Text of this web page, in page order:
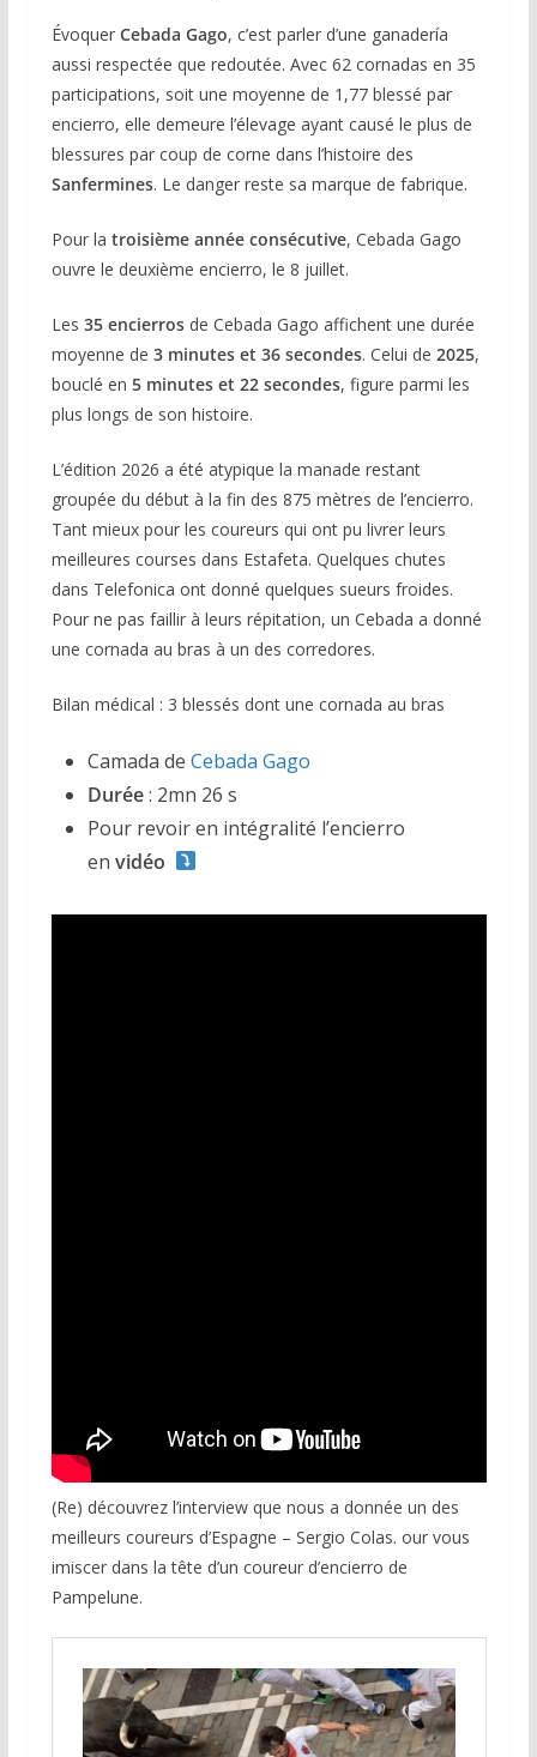
Évoquer Cebada Gago, c’est parler d’une ganadería
aussi respectée que redoutée. Avec 62 cornadas en 35
participations, soit une moyenne de 1,77 blessé par
encierro, elle demeure l’élevage ayant causé le plus de
blessures par coup de corne dans l’histoire des
Sanfermines. Le danger reste sa marque de fabrique.
Pour la troisième année consécutive, Cebada Gago
ouvre le deuxième encierro, le 8 juillet.
Les 35 encierrosde Cebada Gago affichent une durée
moyenne de 3 minutes et 36 secondes. Celui de 2025,
bouclé en 5 minutes et 22 secondes, figure parmi les
plus longs de son histoire.
L’édition 2026 a été atypique la manade restant
groupée du début à la fin des 875 mètres de l’encierro.
Tant mieux pour les coureurs qui ont pu livrer leurs
meilleures courses dans Estafeta. Quelques chutes
dans Telefonica ont donné quelques sueurs froides.
Pour ne pas faillir à leurs répitation, un Cebada a donné
une cornada au bras à un des corredores.
Bilan médical : 3 blessés dont une cornada au bras
Camada de Cebada Gago
Durée: 2mn 26 s
Pour revoir en intégralité l’encierro
en vidéo
(Re) découvrez l’interview que nous a donnée un des
meilleurs coureurs d’Espagne – Sergio Colas. our vous
imiscer dans la tête d’un coureur d’encierro de
Pampelune.